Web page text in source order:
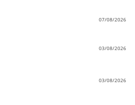
07/08/2026
03/08/2026
03/08/2026